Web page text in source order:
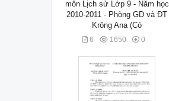
môn Lịch sử Lớp 9 - Năm học
2010-2011 - Phòng GD và ĐT
Krông Ana (Có
6 1650 0